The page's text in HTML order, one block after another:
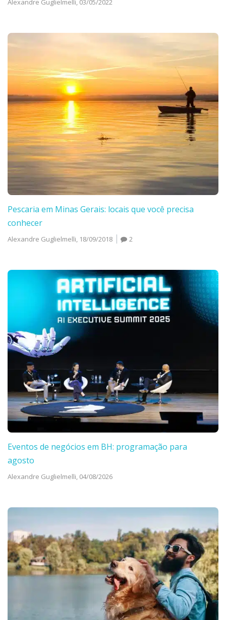
Alexandre Guglielmelli, 03/05/2022
Pescaria em Minas Gerais: locais que você precisa
conhecer
Alexandre Guglielmelli, 18/09/2018 2
Eventos de negócios em BH: programação para
agosto
Alexandre Guglielmelli, 04/08/2026